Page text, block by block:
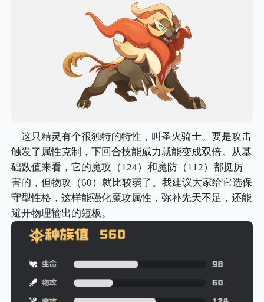
这只精灵有个很独特的特性，叫圣火骑士。要是攻击
触发了属性克制，下回合技能威力就能变成双倍。从基
础数值来看，它的魔攻（124）和魔防（112）都挺厉
害的，但物攻（60）就比较弱了。我建议大家给它选保
守型性格，这样能强化魔攻属性，弥补先天不足，还能
避开物理输出的短板。